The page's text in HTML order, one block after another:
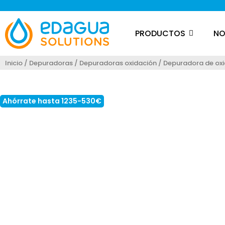
PRODUCTOS
Inicio / Depuradoras / Depuradoras oxidación / Depuradora de
Ahórrate hasta 1235-530€
Loading...